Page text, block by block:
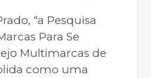
“a Pesquisa
Para Se
Multimarcas de
como uma